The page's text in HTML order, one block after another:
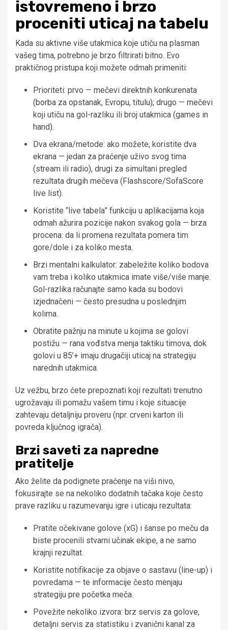
istovremeno i brzo
proceniti uticaj na tabelu
Kada su aktivne više utakmica koje utiču na plasman
vašeg tima, potrebno je brzo filtrirati bitno. Evo
praktičnog pristupa koji možete odmah primeniti:
Prioriteti: prvo — mečevi direktnih konkurenata
(borba za opstanak, Evropu, titulu); drugo — mečevi
koji utiču na gol-razliku ili broj utakmica (games in
hand).
Dva ekrana/metode: ako možete, koristite dva
ekrana — jedan za praćenje uživo svog tima
(stream ili radio), drugi za simultani pregled
rezultata drugih mečeva (Flashscore/SofaScore
live list).
Koristite “live tabela” funkciju u aplikacijama koja
odmah ažurira pozicije nakon svakog gola — brza
procena: da li promena rezultata pomera tim
gore/dole i za koliko mesta.
Brzi mentalni kalkulator: zabeležite koliko bodova
vam treba i koliko utakmica imate više/više manje.
Gol-razlika računajte samo kada su bodovi
izjednačeni — često presudna u poslednjim
kolima.
Obratite pažnju na minute u kojima se golovi
postižu — rana vođstva menja taktiku timova, dok
golovi u 85’+ imaju drugačiji uticaj na strategiju
narednih utakmica.
Uz vežbu, brzo ćete prepoznati koji rezultati trenutno
ugrožavaju ili pomažu vašem timu i koje situacije
zahtevaju detaljniju proveru (npr. crveni karton ili
povreda ključnog igrača).
Brzi saveti za napredne
pratitelje
Ako želite da podignete praćenje na viši nivo,
fokusirajte se na nekoliko dodatnih tačaka koje često
prave razliku u razumevanju igre i uticaju rezultata:
Pratite očekivane golove (xG) i šanse po meču da
biste procenili stvarni učinak ekipe, a ne samo
krajnji rezultat.
Koristite notifikacije za objave o sastavu (line-up) i
povredama — te informacije često menjaju
strategiju pre početka meča.
Povežite nekoliko izvora: brz servis za golove,
detaljni servis za statistiku i zvanični kanal za